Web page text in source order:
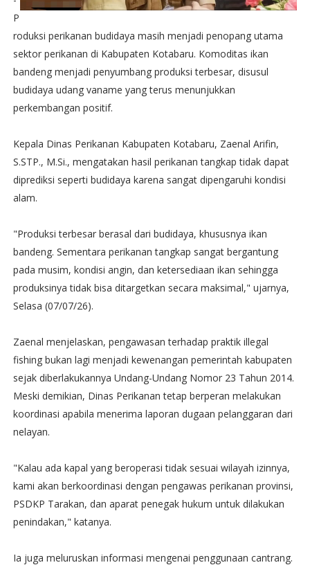
P
roduksi perikanan budidaya masih menjadi penopang utama
sektor perikanan di Kabupaten Kotabaru. Komoditas ikan
bandeng menjadi penyumbang produksi terbesar, disusul
budidaya udang vaname yang terus menunjukkan
perkembangan positif.
Kepala Dinas Perikanan Kabupaten Kotabaru, Zaenal Arifin,
S.STP., M.Si., mengatakan hasil perikanan tangkap tidak dapat
diprediksi seperti budidaya karena sangat dipengaruhi kondisi
alam.
"Produksi terbesar berasal dari budidaya, khususnya ikan
bandeng. Sementara perikanan tangkap sangat bergantung
pada musim, kondisi angin, dan ketersediaan ikan sehingga
produksinya tidak bisa ditargetkan secara maksimal," ujarnya,
Selasa (07/07/26).
Zaenal menjelaskan, pengawasan terhadap praktik illegal
fishing bukan lagi menjadi kewenangan pemerintah kabupaten
sejak diberlakukannya Undang-Undang Nomor 23 Tahun 2014.
Meski demikian, Dinas Perikanan tetap berperan melakukan
koordinasi apabila menerima laporan dugaan pelanggaran dari
nelayan.
"Kalau ada kapal yang beroperasi tidak sesuai wilayah izinnya,
kami akan berkoordinasi dengan pengawas perikanan provinsi,
PSDKP Tarakan, dan aparat penegak hukum untuk dilakukan
penindakan," katanya.
Ia juga meluruskan informasi mengenai penggunaan cantrang.